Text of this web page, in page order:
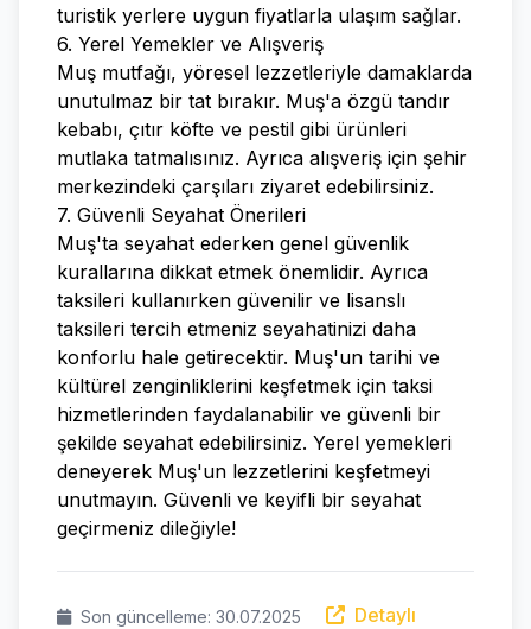
turistik yerlere uygun fiyatlarla ulaşım sağlar.
6. Yerel Yemekler ve Alışveriş
Muş mutfağı, yöresel lezzetleriyle damaklarda
unutulmaz bir tat bırakır. Muş'a özgü tandır
kebabı, çıtır köfte ve pestil gibi ürünleri
mutlaka tatmalısınız. Ayrıca alışveriş için şehir
merkezindeki çarşıları ziyaret edebilirsiniz.
7. Güvenli Seyahat Önerileri
Muş'ta seyahat ederken genel güvenlik
kurallarına dikkat etmek önemlidir. Ayrıca
taksileri kullanırken güvenilir ve lisanslı
taksileri tercih etmeniz seyahatinizi daha
konforlu hale getirecektir. Muş'un tarihi ve
kültürel zenginliklerini keşfetmek için taksi
hizmetlerinden faydalanabilir ve güvenli bir
şekilde seyahat edebilirsiniz. Yerel yemekleri
deneyerek Muş'un lezzetlerini keşfetmeyi
unutmayın. Güvenli ve keyifli bir seyahat
geçirmeniz dileğiyle!
Son güncelleme: 30.07.2025
Detaylı